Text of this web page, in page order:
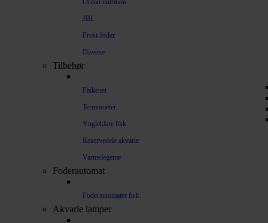
Ocean nutrition
JBL
Frost-foder
Diverse
Tilbehør
Fiskenet
Termometer
Yngleklare fisk
Reservedele akvarie
Varmelegeme
Foderautomat
Foderautomater fisk
Akvarie lamper